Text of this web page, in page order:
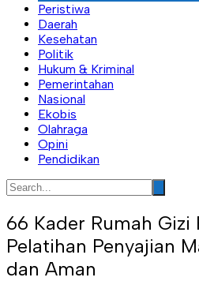
Peristiwa
Daerah
Kesehatan
Politik
Hukum & Kriminal
Pemerintahan
Nasional
Ekobis
Olahraga
Opini
Pendidikan
66 Kader Rumah Gizi
Pelatihan Penyajian
dan Aman